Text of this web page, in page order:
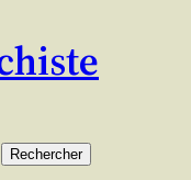
Rechercher